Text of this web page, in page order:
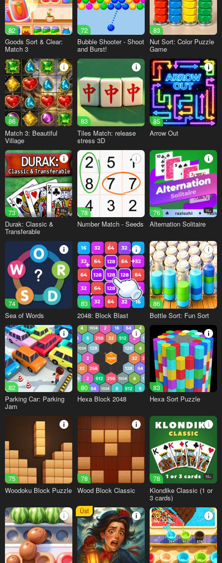
82
Goods Sort & Clear:
Match 3
72
Bubble Shooter - Shoot
and Burst!
83
Nut Sort: Color Puzzle
Game
86
Match 3: Beautiful
Village
83
Tiles Match: release
stress 3D
85
Arrow Out
73 16+
Durak: Classic &
Transferable
78
Number Match - Seeds
76 16+
Alternation Solitaire
74
Sea of Words
83
2048: Block Blast
86
Bottle Sort: Fun Sort
82
Parking Car: Parking
Jam
80
Hexa Block 2048
83
Hexa Sort Puzzle
75
Woodoku Block Puzzle
78
Wood Block Classic
78 16+
Klondike Classic (1 or
3 cards)
Üst